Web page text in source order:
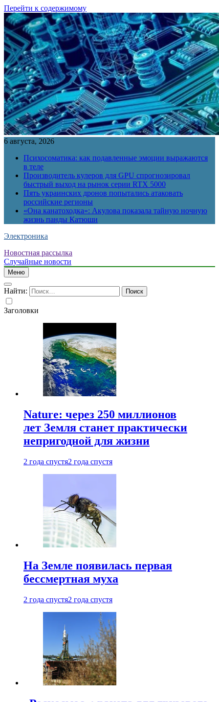
Перейти к содержимому
6 августа, 2026
Психосоматика: как подавленные эмоции выражаются
в теле
Производитель кулеров для GPU спрогнозировал
быстрый выход на рынок серии RTX 5000
Пять украинских дронов попытались атаковать
российские регионы
«Она канатоходка»: Акулова показала тайную ночную
жизнь панды Катюши
Электроника
Новостная рассылка
Случайные новости
Меню
Найти:
Заголовки
Nature: через 250 миллионов
лет Земля станет практически
непригодной для жизни
2 года спустя2 года спустя
На Земле появилась первая
бессмертная муха
2 года спустя2 года спустя